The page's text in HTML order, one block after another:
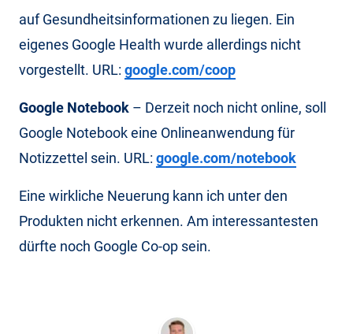
auf Gesundheitsinformationen zu liegen. Ein
eigenes Google Health wurde allerdings nicht
vorgestellt. URL: google.com/coop
Google Notebook – Derzeit noch nicht online, soll
Google Notebook eine Onlineanwendung für
Notizzettel sein. URL: google.com/notebook
Eine wirkliche Neuerung kann ich unter den
Produkten nicht erkennen. Am interessantesten
dürfte noch Google Co-op sein.